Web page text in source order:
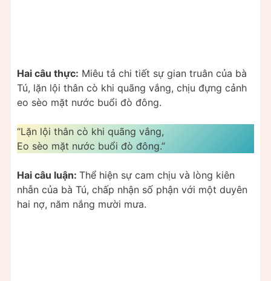
Hai câu thực: Miêu tả chi tiết sự gian truân của bà
Tú, lặn lội thân cò khi quãng vắng, chịu đựng cảnh
eo sèo mặt nước buổi đò đông.
“Lặn lội thân cò khi quãng vắng,
Eo sèo mặt nước buổi đò đông.”
Hai câu luận: Thể hiện sự cam chịu và lòng kiên
nhẫn của bà Tú, chấp nhận số phận với một duyên
hai nợ, năm nắng mười mưa.